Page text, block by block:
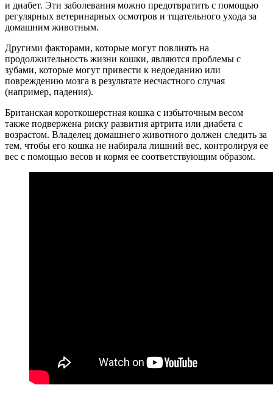
и диабет. Эти заболевания можно предотвратить с помощью
регулярных ветеринарных осмотров и тщательного ухода за
домашним животным.
Другими факторами, которые могут повлиять на
продолжительность жизни кошки, являются проблемы с
зубами, которые могут привести к недоеданию или
повреждению мозга в результате несчастного случая
(например, падения).
Британская короткошерстная кошка с избыточным весом
также подвержена риску развития артрита или диабета с
возрастом. Владелец домашнего животного должен следить за
тем, чтобы его кошка не набирала лишний вес, контролируя ее
вес с помощью весов и кормя ее соответствующим образом.